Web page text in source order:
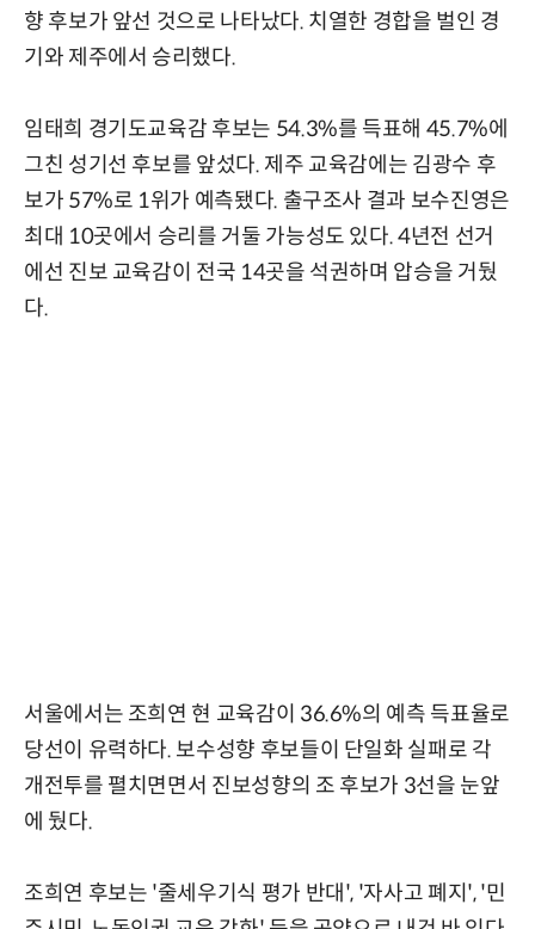
향 후보가 앞선 것으로 나타났다. 치열한 경합을 벌인 경
기와 제주에서 승리했다.
임태희 경기도교육감 후보는 54.3%를 득표해 45.7%에
그친 성기선 후보를 앞섰다. 제주 교육감에는 김광수 후
보가 57%로 1위가 예측됐다. 출구조사 결과 보수진영은
최대 10곳에서 승리를 거둘 가능성도 있다. 4년전 선거
에선 진보 교육감이 전국 14곳을 석권하며 압승을 거뒀
다.
서울에서는 조희연 현 교육감이 36.6%의 예측 득표율로
당선이 유력하다. 보수성향 후보들이 단일화 실패로 각
개전투를 펼치면면서 진보성향의 조 후보가 3선을 눈앞
에 뒀다.
조희연 후보는 '줄세우기식 평가 반대', '자사고 폐지', '민